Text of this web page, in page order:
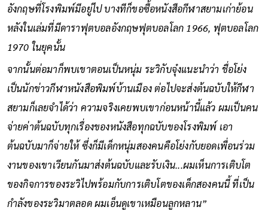
อังกฤษที่โรงพิมพ์มีอยู่ไป บางทีก็ขอซื้อหนังสือกีฬาสยามเก่าย้อน
หลังในเล่มที่มีดาราฟุตบอลอังกฤษฟุตบอลโลก 1966, ฟุตบอลโลก
1970 ในยุคนั้น
จากนั้นต่อมาก็พบเขาตอนเป็นหนุ่ม ระวิกับจุ๋งแนะนำว่า ชื่อโย่ง
เป็นนักข่าวกีฬาหนังสือพิมพ์บ้านเมือง ต่อไปจะส่งต้นฉบับให้กีฬา
สยามก็เลยจำได้ว่า ความจริงเคยพบเขาก่อนหน้านี้แล้ว ผมเป็นคน
จ่ายค่าต้นฉบับทุกเรื่องของหนังสือทุกฉบับของโรงพิมพ์ เอา
ต้นฉบับมาก็จ่ายให้ ซึ่งก็มีเด็กหนุ่มสองคนคือโย่งกับยอดเพื่อนร่วม
งานของเขาเวียนกันมาส่งต้นฉบับและรับเงิน...ผมเห็นการเติบโต
ของกิจการของระวิไปพร้อมกับการเติบโตของเด็กสองคนนี้ ที่เป็น
กำลังของระวิมาตลอด ผมเอ็นดูเขาเหมือนลูกหลาน”